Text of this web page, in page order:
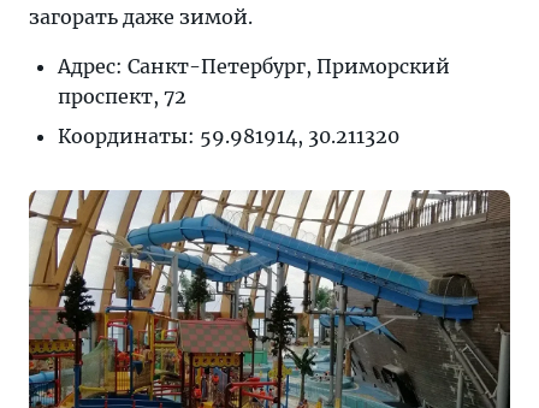
загорать даже зимой.
Адрес: Санкт-Петербург, Приморский
проспект, 72
Координаты: 59.981914, 30.211320